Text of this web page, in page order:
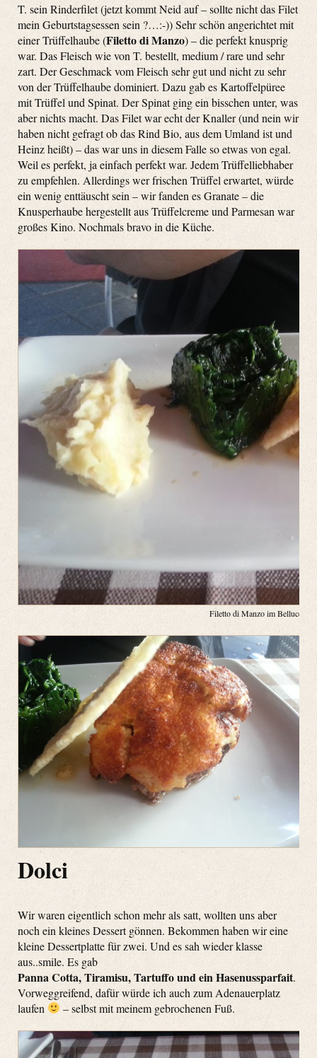
T. sein Rinderfilet (jetzt kommt Neid auf – sollte nicht das Filet
mein Geburtstagsessen sein ?…:-)) Sehr schön angerichtet mit
einer Trüffelhaube (Filetto di Manzo) – die perfekt knusprig
war. Das Fleisch wie von T. bestellt, medium / rare und sehr
zart. Der Geschmack vom Fleisch sehr gut und nicht zu sehr
von der Trüffelhaube dominiert. Dazu gab es Kartoffelpüree
mit Trüffel und Spinat. Der Spinat ging ein bisschen unter, was
aber nichts macht. Das Filet war echt der Knaller (und nein wir
haben nicht gefragt ob das Rind Bio, aus dem Umland ist und
Heinz heißt) – das war uns in diesem Falle so etwas von egal.
Weil es perfekt, ja einfach perfekt war. Jedem Trüffelliebhaber
zu empfehlen. Allerdings wer frischen Trüffel erwartet, würde
ein wenig enttäuscht sein – wir fanden es Granate – die
Knusperhaube hergestellt aus Trüffelcreme und Parmesan war
großes Kino. Nochmals bravo in die Küche.
Filetto di Manzo im Belluccis
Dolci
Wir waren eigentlich schon mehr als satt, wollten uns aber
noch ein kleines Dessert gönnen. Bekommen haben wir eine
kleine Dessertplatte für zwei. Und es sah wieder klasse
aus..smile. Es gab
Panna Cotta, Tiramisu, Tartuffo und ein Hasenussparfait.
Vorweggreifend, dafür würde ich auch zum Adenauerplatz
laufen
– selbst mit meinem gebrochenen Fuß.